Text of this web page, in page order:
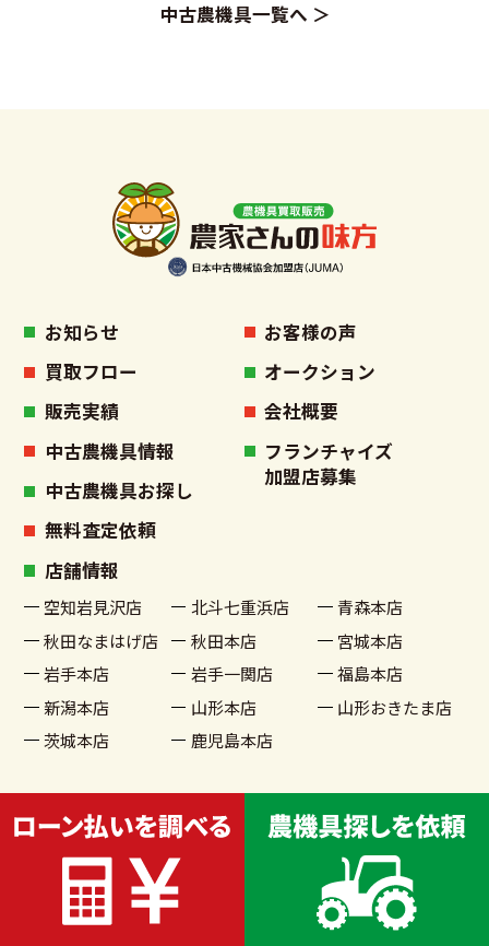
中古農機具一覧へ ＞
お知らせ
買取フロー
販売実績
中古農機具情報
中古農機具お探し
無料査定依頼
お客様の声
オークション
会社概要
フランチャイズ
加盟店募集
店舗情報
空知岩見沢店 北斗七重浜店
青森本店
秋田なまはげ店
秋田本店
宮城本店
岩手本店
岩手一関店
福島本店
新潟本店
山形本店
山形おきたま店
茨城本店
鹿児島本店
古物商許可番号 宮城県公安委員会許可 第221020002199号
© 2022 農機具買取販売 農家さんの味方